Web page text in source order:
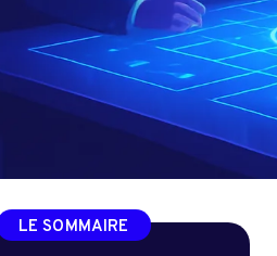
LE SOMMAIRE